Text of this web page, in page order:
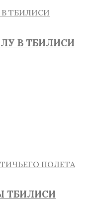
В ТБИЛИСИ
ТБИЛИСИ